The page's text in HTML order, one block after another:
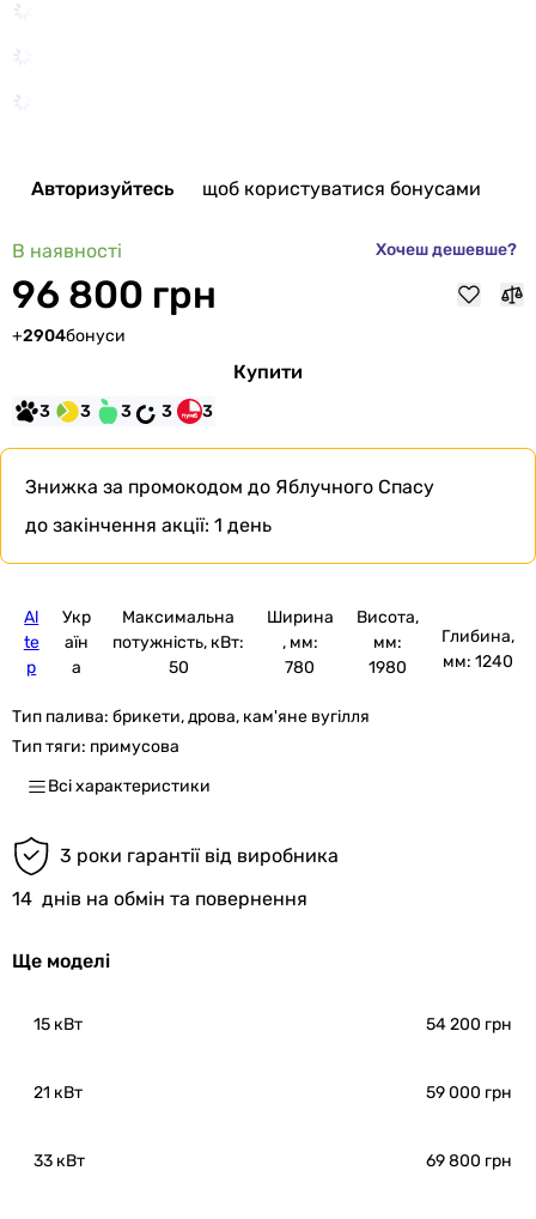
Авторизуйтесь щоб користуватися бонусами
В наявності Хочеш дешевше?
96 800 грн
+2904бонуси
Купити
3 3 3 3 3
Знижка за промокодом до Яблучного Спасу
до закінчення акції: 1 день
Al
te
p
Укр
аїн
а
Максимальна
потужність, кВт:
50
Ширина
, мм:
780
Висота,
мм:
1980
Глибина,
мм: 1240
Тип палива: брикети, дрова, кам'яне вугілля
Тип тяги: примусова
Всі характеристики
3 роки гарантії від виробника
14 днів на обмін та повернення
Ще моделі
15 кВт 54 200 грн
21 кВт 59 000 грн
33 кВт 69 800 грн